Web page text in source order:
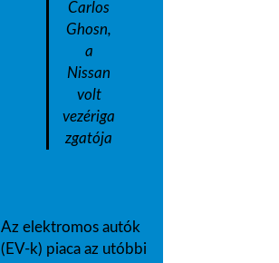
Carlos
Ghosn,
a
Nissan
volt
vezériga
zgatója
Az elektromos autók
(EV-k) piaca az utóbbi